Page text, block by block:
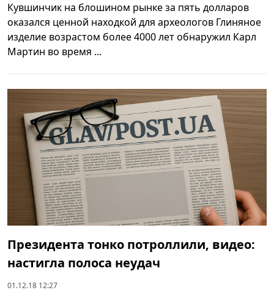
Кувшинчик на блошином рынке за пять долларов
оказался ценной находкой для археологов Глиняное
изделие возрастом более 4000 лет обнаружил Карл
Мартин во время ...
Президента тонко потроллили, видео:
настигла полоса неудач
01.12.18 12:27